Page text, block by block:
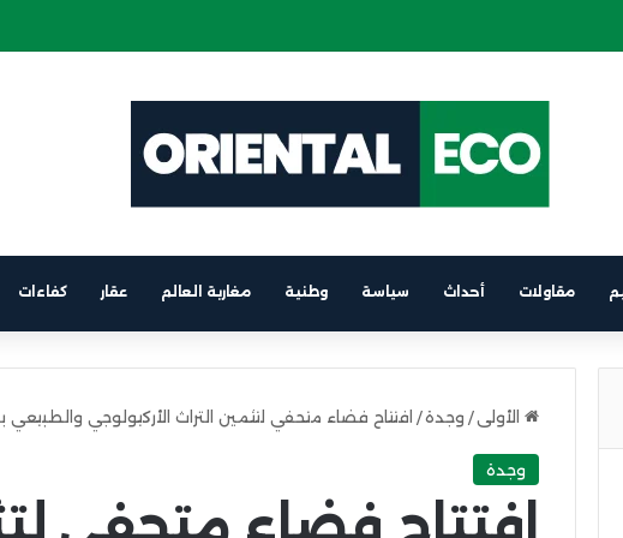
كهربائية على متن باخرة الرابط بين برشلونة والناظور
مقاولات أحداث سياسة وطنية مغاربة العالم عقار كفاءات
الأولى / وجدة/ افتتاح فضاء متحفي لتثمين التراث الأركيولوجي والطبيعي
وجدة
افتتاح فضاء متحفي